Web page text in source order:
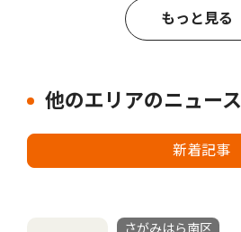
もっと見る
他のエリアのニュース
新着記事
さがみはら南区